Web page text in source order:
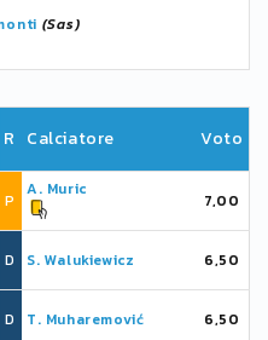
(Sas)
R Calciatore Voto
P
A. Muric
7,00
D S. Walukiewicz 6,50
D T. Muharemović 6,50